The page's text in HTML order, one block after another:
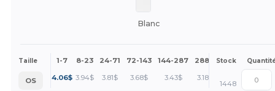
Blanc
Taille 1-7 8-23 24-71 72-143 144-287 288 + Plus
Stock
OS 4.06$ 3.94$ 3.81$ 3.68$ 3.43$ 3.18 +
1448